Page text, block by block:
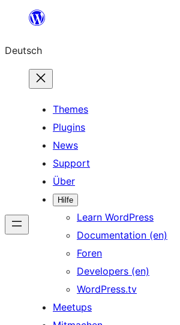
springen
Deutsch
Themes
Plugins
News
Support
Über
Hilfe
Learn WordPress
Documentation (en)
Foren
Developers (en)
WordPress.tv
Meetups